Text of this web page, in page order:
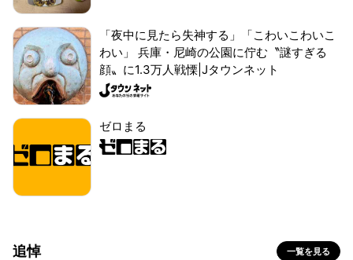
「夜中に見たら失神する」「こわいこわいこ
わい」 兵庫・尼崎の公園に佇む〝謎すぎる
顔〟に1.3万人戦慄|Jタウンネット
ゼロまる
追悼 一覧を見る